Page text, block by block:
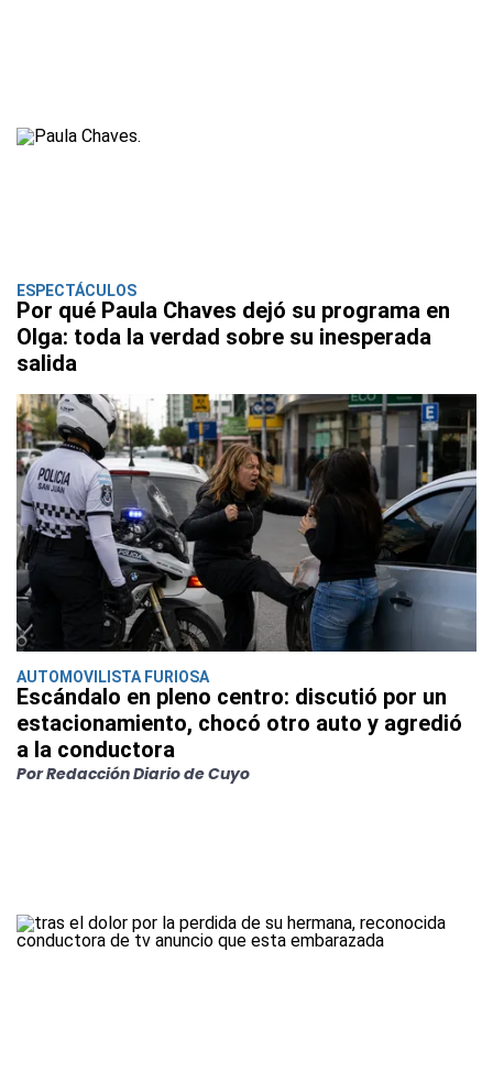
ESPECTÁCULOS
Por qué Paula Chaves dejó su programa en
Olga: toda la verdad sobre su inesperada
salida
AUTOMOVILISTA FURIOSA
Escándalo en pleno centro: discutió por un
estacionamiento, chocó otro auto y agredió
a la conductora
Por Redacción Diario de Cuyo